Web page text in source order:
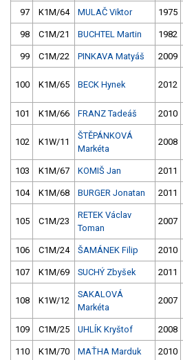
97 K1M/64 MULAČ Viktor 1975
98 C1M/21 BUCHTEL Martin 1982
99 C1M/22 PINKAVA Matyáš 2009
100 K1M/65 BECK Hynek 2012
101 K1M/66 FRANZ Tadeáš 2010
102 K1W/11
ŠTĚPÁNKOVÁ
Markéta
2008
103 K1M/67 KOMIŠ Jan 2011
104 K1M/68 BURGER Jonatan 2011
105 C1M/23
RETEK Václav
Toman
2007
106 C1M/24 ŠAMÁNEK Filip 2010
107 K1M/69 SUCHÝ Zbyšek 2011
108 K1W/12
SAKALOVÁ
Markéta
2007
109 C1M/25 UHLÍK Kryštof 2008
110 K1M/70 MAŤHA Marduk 2010